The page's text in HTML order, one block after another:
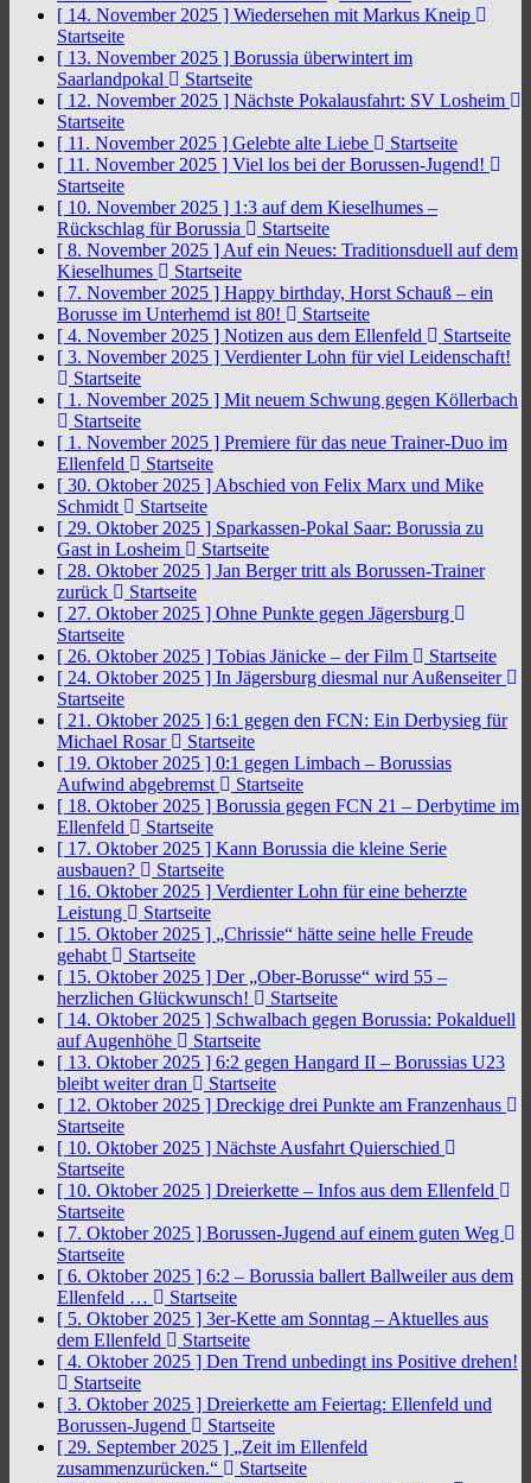
[ 14. November 2025 ] Wiedersehen mit Markus Kneip
Startseite
[ 13. November 2025 ] Borussia überwintert im
Saarlandpokal
Startseite
[ 12. November 2025 ] Nächste Pokalausfahrt: SV Losheim
Startseite
[ 11. November 2025 ] Gelebte alte Liebe
Startseite
[ 11. November 2025 ] Viel los bei der Borussen-Jugend!
Startseite
[ 10. November 2025 ] 1:3 auf dem Kieselhumes –
Rückschlag für Borussia
Startseite
[ 8. November 2025 ] Auf ein Neues: Traditionsduell auf dem
Kieselhumes
Startseite
[ 7. November 2025 ] Happy birthday, Horst Schauß – ein
Borusse im Unterhemd ist 80!
Startseite
[ 4. November 2025 ] Notizen aus dem Ellenfeld
Startseite
[ 3. November 2025 ] Verdienter Lohn für viel Leidenschaft!
Startseite
[ 1. November 2025 ] Mit neuem Schwung gegen Köllerbach
Startseite
[ 1. November 2025 ] Premiere für das neue Trainer-Duo im
Ellenfeld
Startseite
[ 30. Oktober 2025 ] Abschied von Felix Marx und Mike
Schmidt
Startseite
[ 29. Oktober 2025 ] Sparkassen-Pokal Saar: Borussia zu
Gast in Losheim
Startseite
[ 28. Oktober 2025 ] Jan Berger tritt als Borussen-Trainer
zurück
Startseite
[ 27. Oktober 2025 ] Ohne Punkte gegen Jägersburg
Startseite
[ 26. Oktober 2025 ] Tobias Jänicke – der Film
Startseite
[ 24. Oktober 2025 ] In Jägersburg diesmal nur Außenseiter
Startseite
[ 21. Oktober 2025 ] 6:1 gegen den FCN: Ein Derbysieg für
Michael Rosar
Startseite
[ 19. Oktober 2025 ] 0:1 gegen Limbach – Borussias
Aufwind abgebremst
Startseite
[ 18. Oktober 2025 ] Borussia gegen FCN 21 – Derbytime im
Ellenfeld
Startseite
[ 17. Oktober 2025 ] Kann Borussia die kleine Serie
ausbauen?
Startseite
[ 16. Oktober 2025 ] Verdienter Lohn für eine beherzte
Leistung
Startseite
[ 15. Oktober 2025 ] „Chrissie“ hätte seine helle Freude
gehabt
Startseite
[ 15. Oktober 2025 ] Der „Ober-Borusse“ wird 55 –
herzlichen Glückwunsch!
Startseite
[ 14. Oktober 2025 ] Schwalbach gegen Borussia: Pokalduell
auf Augenhöhe
Startseite
[ 13. Oktober 2025 ] 6:2 gegen Hangard II – Borussias U23
bleibt weiter dran
Startseite
[ 12. Oktober 2025 ] Dreckige drei Punkte am Franzenhaus
Startseite
[ 10. Oktober 2025 ] Nächste Ausfahrt Quierschied
Startseite
[ 10. Oktober 2025 ] Dreierkette – Infos aus dem Ellenfeld
Startseite
[ 7. Oktober 2025 ] Borussen-Jugend auf einem guten Weg
Startseite
[ 6. Oktober 2025 ] 6:2 – Borussia ballert Ballweiler aus dem
Ellenfeld …
Startseite
[ 5. Oktober 2025 ] 3er-Kette am Sonntag – Aktuelles aus
dem Ellenfeld
Startseite
[ 4. Oktober 2025 ] Den Trend unbedingt ins Positive drehen!
Startseite
[ 3. Oktober 2025 ] Dreierkette am Feiertag: Ellenfeld und
Borussen-Jugend
Startseite
[ 29. September 2025 ] „Zeit im Ellenfeld
zusammenzurücken.“
Startseite